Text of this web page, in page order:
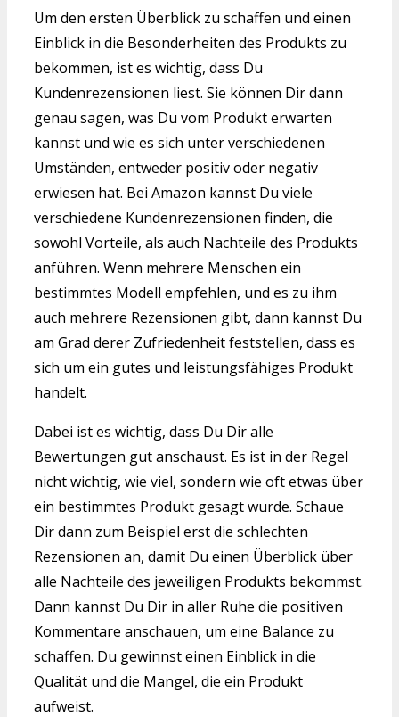
Um den ersten Überblick zu schaffen und einen
Einblick in die Besonderheiten des Produkts zu
bekommen, ist es wichtig, dass Du
Kundenrezensionen liest. Sie können Dir dann
genau sagen, was Du vom Produkt erwarten
kannst und wie es sich unter verschiedenen
Umständen, entweder positiv oder negativ
erwiesen hat. Bei Amazon kannst Du viele
verschiedene Kundenrezensionen finden, die
sowohl Vorteile, als auch Nachteile des Produkts
anführen. Wenn mehrere Menschen ein
bestimmtes Modell empfehlen, und es zu ihm
auch mehrere Rezensionen gibt, dann kannst Du
am Grad derer Zufriedenheit feststellen, dass es
sich um ein gutes und leistungsfähiges Produkt
handelt.
Dabei ist es wichtig, dass Du Dir alle
Bewertungen gut anschaust. Es ist in der Regel
nicht wichtig, wie viel, sondern wie oft etwas über
ein bestimmtes Produkt gesagt wurde. Schaue
Dir dann zum Beispiel erst die schlechten
Rezensionen an, damit Du einen Überblick über
alle Nachteile des jeweiligen Produkts bekommst.
Dann kannst Du Dir in aller Ruhe die positiven
Kommentare anschauen, um eine Balance zu
schaffen. Du gewinnst einen Einblick in die
Qualität und die Mangel, die ein Produkt
aufweist.